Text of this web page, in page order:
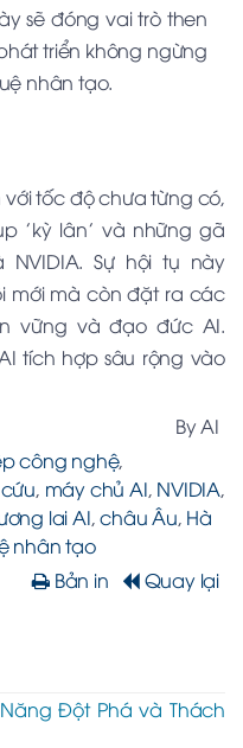
sẽ đóng vai trò then
triển không ngừng
nhân tạo.
tốc độ chưa từng có,
'kỳ lân' và những gã
Sự hội tụ này
mới mà còn đặt ra các
vững và đạo đức AI.
tích hợp sâu rộng vào
By AI
công nghệ,
, máy chủ AI, NVIDIA,
lai AI,châu Âu, Hà
nhân tạo
Bản in
Quay lại
Đột Phá và Thách